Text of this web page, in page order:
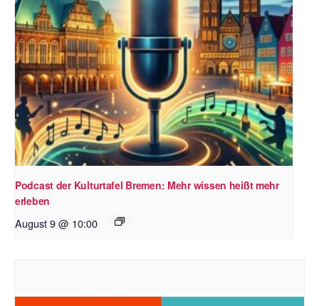
Podcast der Kulturtafel Bremen: Mehr wissen heißt mehr
erleben
August 9 @ 10:00